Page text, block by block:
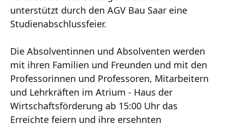
unterstützt durch den AGV Bau Saar eine
Studienabschlussfeier.
Die Absolventinnen und Absolventen werden
mit ihren Familien und Freunden und mit den
Professorinnen und Professoren, Mitarbeitern
und Lehrkräften im Atrium - Haus der
Wirtschaftsförderung ab 15:00 Uhr das
Erreichte feiern und ihre ersehnten